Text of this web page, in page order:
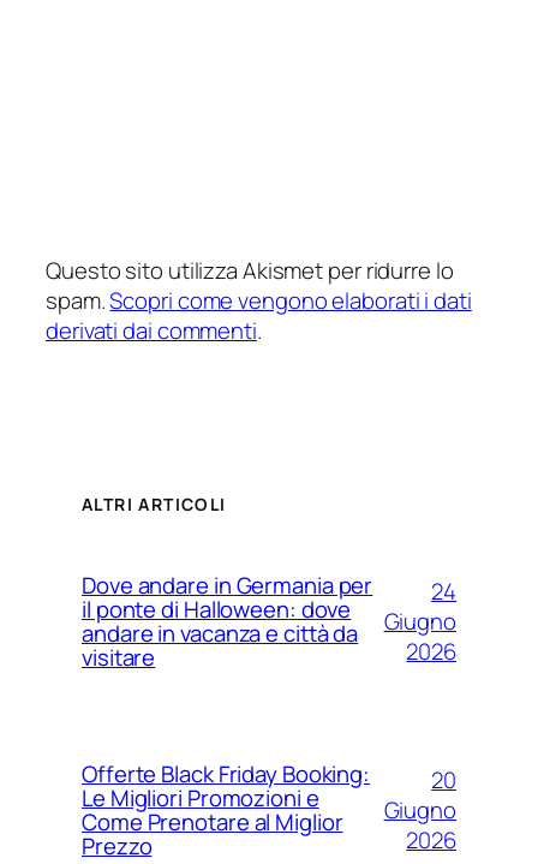
Questo sito utilizza Akismet per ridurre lo
spam.Scopri come vengono elaborati i dati
derivati dai commenti.
ALTRI ARTICOLI
Dove andare in Germania per
il ponte di Halloween: dove
andare in vacanza e città da
visitare
24
Giugno
2026
Offerte Black Friday Booking:
Le Migliori Promozioni e
Come Prenotare al Miglior
Prezzo
20
Giugno
2026